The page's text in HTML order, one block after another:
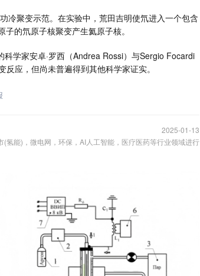
冷聚变示范。在实验中，荒田吉明使氘进入一个包含
的氘原子核聚变产生氦原子核。
学家安卓·罗西（Andrea Rossi）与Sergio Focardi
应，但尚未普遍得到其他科学家证实。
2025-01-13
氢能)，微电网，环保，AI人工智能，医疗医药等行业领域进行